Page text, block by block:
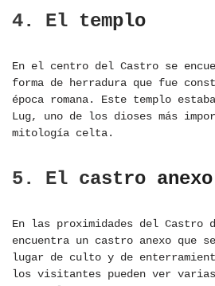
4. El templo
En el centro del Castro se
forma de herradura que fue
época romana. Este templo
Lug, uno de los dioses más
mitología celta.
5. El castro anexo
En las proximidades del Castro
encuentra un castro anexo que
lugar de culto y de
los visitantes pueden ver